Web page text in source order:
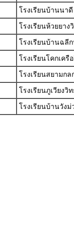
โรงเรียนบ้านนา
โรงเรียนห้วยยา
โรงเรียนบ้านฉลี
โรงเรียนโคกเค
โรงเรียนสยามก
โรงเรียนภูเวียง
โรงเรียนบ้านวัง